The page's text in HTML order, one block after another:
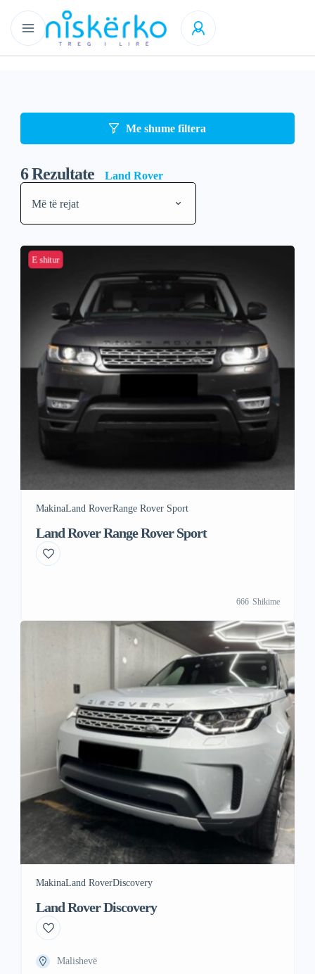
Me shume filtera
6Rezultate Land Rover
Më të rejat
E shitur
MakinaLand RoverRange Rover Sport
Land Rover Range Rover Sport
666 Shikime
MakinaLand RoverDiscovery
Land Rover Discovery
Malishevë